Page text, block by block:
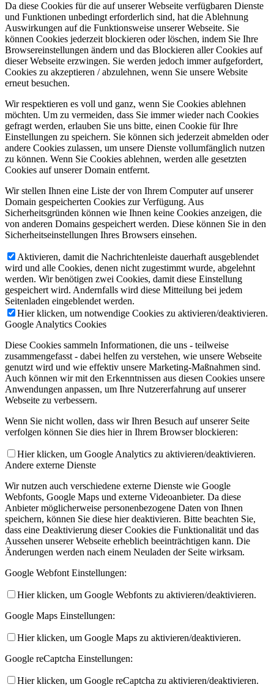
Da diese Cookies für die auf unserer Webseite verfügbaren Dienste
und Funktionen unbedingt erforderlich sind, hat die Ablehnung
Auswirkungen auf die Funktionsweise unserer Webseite. Sie
können Cookies jederzeit blockieren oder löschen, indem Sie Ihre
Browsereinstellungen ändern und das Blockieren aller Cookies auf
dieser Webseite erzwingen. Sie werden jedoch immer aufgefordert,
Cookies zu akzeptieren / abzulehnen, wenn Sie unsere Website
erneut besuchen.
Wir respektieren es voll und ganz, wenn Sie Cookies ablehnen
möchten. Um zu vermeiden, dass Sie immer wieder nach Cookies
gefragt werden, erlauben Sie uns bitte, einen Cookie für Ihre
Einstellungen zu speichern. Sie können sich jederzeit abmelden oder
andere Cookies zulassen, um unsere Dienste vollumfänglich nutzen
zu können. Wenn Sie Cookies ablehnen, werden alle gesetzten
Cookies auf unserer Domain entfernt.
Wir stellen Ihnen eine Liste der von Ihrem Computer auf unserer
Domain gespeicherten Cookies zur Verfügung. Aus
Sicherheitsgründen können wie Ihnen keine Cookies anzeigen, die
von anderen Domains gespeichert werden. Diese können Sie in den
Sicherheitseinstellungen Ihres Browsers einsehen.
Aktivieren, damit die Nachrichtenleiste dauerhaft ausgeblendet
wird und alle Cookies, denen nicht zugestimmt wurde, abgelehnt
werden. Wir benötigen zwei Cookies, damit diese Einstellung
gespeichert wird. Andernfalls wird diese Mitteilung bei jedem
Seitenladen eingeblendet werden.
Hier klicken, um notwendige Cookies zu aktivieren/deaktivieren.
Google Analytics Cookies
Diese Cookies sammeln Informationen, die uns - teilweise
zusammengefasst - dabei helfen zu verstehen, wie unsere Webseite
genutzt wird und wie effektiv unsere Marketing-Maßnahmen sind.
Auch können wir mit den Erkenntnissen aus diesen Cookies unsere
Anwendungen anpassen, um Ihre Nutzererfahrung auf unserer
Webseite zu verbessern.
Wenn Sie nicht wollen, dass wir Ihren Besuch auf unserer Seite
verfolgen können Sie dies hier in Ihrem Browser blockieren:
Hier klicken, um Google Analytics zu aktivieren/deaktivieren.
Andere externe Dienste
Wir nutzen auch verschiedene externe Dienste wie Google
Webfonts, Google Maps und externe Videoanbieter. Da diese
Anbieter möglicherweise personenbezogene Daten von Ihnen
speichern, können Sie diese hier deaktivieren. Bitte beachten Sie,
dass eine Deaktivierung dieser Cookies die Funktionalität und das
Aussehen unserer Webseite erheblich beeinträchtigen kann. Die
Änderungen werden nach einem Neuladen der Seite wirksam.
Google Webfont Einstellungen:
Hier klicken, um Google Webfonts zu aktivieren/deaktivieren.
Google Maps Einstellungen:
Hier klicken, um Google Maps zu aktivieren/deaktivieren.
Google reCaptcha Einstellungen:
Hier klicken, um Google reCaptcha zu aktivieren/deaktivieren.